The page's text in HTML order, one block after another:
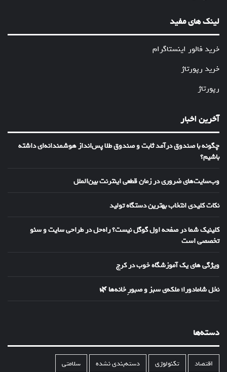
لینک های مفید
خرید فالور اینستاگرام
خرید رپورتاژ
رپورتاژ
آخرین اخبار
چگونه با صندوق درآمد ثابت و صندوق طلا پس‌انداز هوشمندانه‌ای داشته
باشیم؟
وب‌سایت‌های ضروری در زمان قطعی اینترنت بین‌الملل
نکات کلیدی انتخاب بهترین دستگاه تولید
کلینیک شما در صفحه اول گوگل نیست؟ راه‌حل در طراحی سایت و سئو
تخصصی است
ویژگی های یک آموزشگاه خوب در کرج
نخل شامادورا؛ ملکه‌ی سبز و صبورِ خانه‌ها 🌿
دسته‌ها
اقتصاد تکنولوژی دسته‌بندی نشده سلامتی